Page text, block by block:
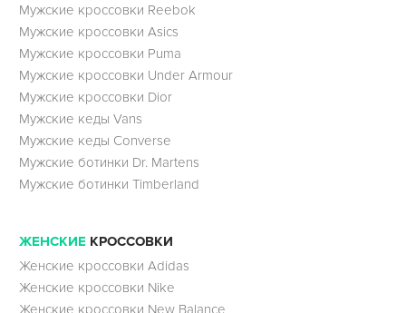
Мужские кроссовки Reebok
Мужские кроссовки Asics
Мужские кроссовки Puma
Мужские кроссовки Under Armour
Мужские кроссовки Dior
Мужские кеды Vans
Мужские кеды Converse
Мужские ботинки Dr. Martens
Мужские ботинки Timberland
ЖЕНСКИЕ КРОССОВКИ
Женские кроссовки Adidas
Женские кроссовки Nike
Женские кроссовки New Balance